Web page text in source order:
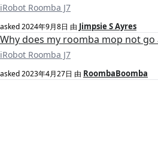
iRobot Roomba J7
asked2024年9月8日 由 Jimpsie S Ayres
Why does my roomba mop not go
iRobot Roomba J7
asked2023年4月27日 由 RoombaBoomba